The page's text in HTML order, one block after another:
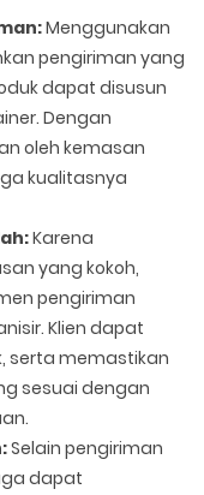
Menggunakan
pengiriman yang
dapat disusun
Dengan
oleh kemasan
kualitasnya
Karena
yang kokoh,
pengiriman
Klien dapat
serta memastikan
sesuai dengan
Selain pengiriman
dapat